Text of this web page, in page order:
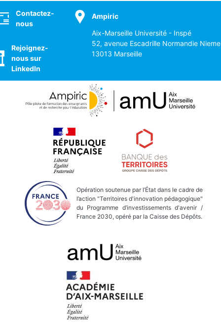
Contactez-
nous
Rejoignez-
nous sur
LinkedIn
Ampiric
Aix-Marseille Université - Inspé
52, avenue Escadrille Normandie
13013 Marseille
Opération soutenue par l’État dans le cadre de
l’action "Territoires d'innovation pédagogique"
du Programme d’investissements d'avenir /
France 2030, opéré par la Caisse des Dépôts.